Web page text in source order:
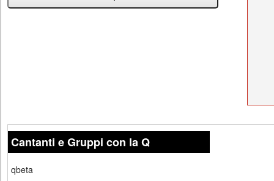
Cantanti e Gruppi con la Q
qbeta